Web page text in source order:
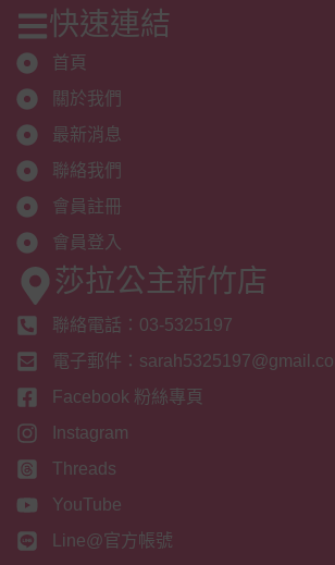
快速連結
首頁
關於我們
最新消息
聯絡我們
會員註冊
會員登入
莎拉公主新竹店
聯絡電話：03-5325197
電子郵件：
Facebook 粉絲專頁
Instagram
Threads
YouTube
Line@官方帳號